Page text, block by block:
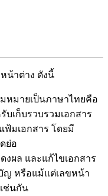
หน้าต่าง ดังนี้
มหมายเป็นภาษาไทยคือ
บเก็บรวบรวมเอกสาร
ฟ้มเอกสาร โดยมี
ย่อ
งผล และแก้ไขเอกสาร
ญ หรือแม้แต่เลขหน้า
ช่นกัน